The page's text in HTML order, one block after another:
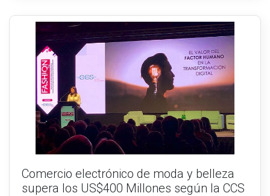
Comercio electrónico de moda y belleza
supera los US$400 Millones según la CCS